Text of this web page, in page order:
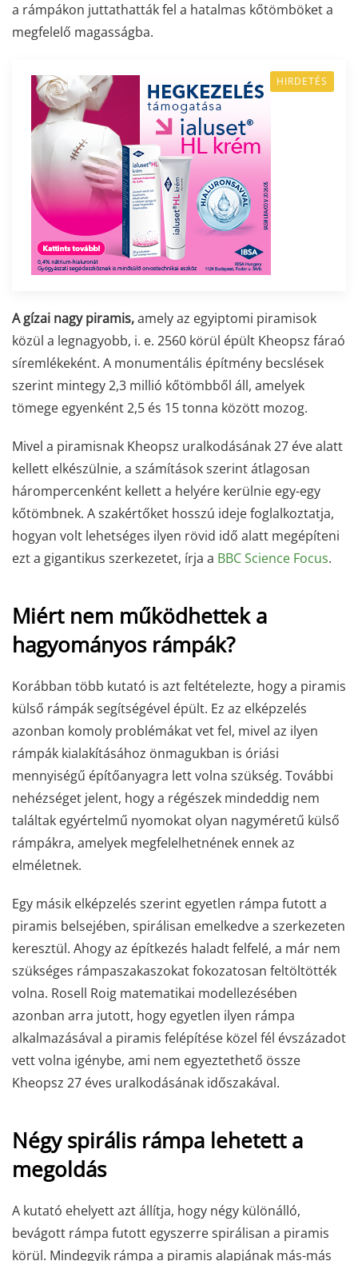
a rámpákon juttathatták fel a hatalmas kőtömböket a
megfelelő magasságba.
HIRDETÉS
A gízai nagy piramis,amely az egyiptomi piramisok
közül a legnagyobb, i. e. 2560 körül épült Kheopsz fáraó
síremlékeként. A monumentális építmény becslések
szerint mintegy 2,3 millió kőtömbből áll, amelyek
tömege egyenként 2,5 és 15 tonna között mozog.
Mivel a piramisnak Kheopsz uralkodásának 27 éve alatt
kellett elkészülnie, a számítások szerint átlagosan
hárompercenként kellett a helyére kerülnie egy-egy
kőtömbnek. A szakértőket hosszú ideje foglalkoztatja,
hogyan volt lehetséges ilyen rövid idő alatt megépíteni
ezt a gigantikus szerkezetet, írja a BBC Science Focus.
Miért nem működhettek a
hagyományos rámpák?
Korábban több kutató is azt feltételezte, hogy a piramis
külső rámpák segítségével épült. Ez az elképzelés
azonban komoly problémákat vet fel, mivel az ilyen
rámpák kialakításához önmagukban is óriási
mennyiségű építőanyagra lett volna szükség. További
nehézséget jelent, hogy a régészek mindeddig nem
találtak egyértelmű nyomokat olyan nagyméretű külső
rámpákra, amelyek megfelelhetnének ennek az
elméletnek.
Egy másik elképzelés szerint egyetlen rámpa futott a
piramis belsejében, spirálisan emelkedve a szerkezeten
keresztül. Ahogy az építkezés haladt felfelé, a már nem
szükséges rámpaszakaszokat fokozatosan feltöltötték
volna. Rosell Roig matematikai modellezésében
azonban arra jutott, hogy egyetlen ilyen rámpa
alkalmazásával a piramis felépítése közel fél évszázadot
vett volna igénybe, ami nem egyeztethető össze
Kheopsz 27 éves uralkodásának időszakával.
Négy spirális rámpa lehetett a
megoldás
A kutató ehelyett azt állítja, hogy négy különálló,
bevágott rámpa futott egyszerre spirálisan a piramis
körül. Mindegyik rámpa a piramis alapjának más-más